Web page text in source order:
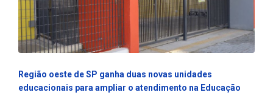
Região oeste de SP ganha duas novas unidades
educacionais para ampliar o atendimento na Educação